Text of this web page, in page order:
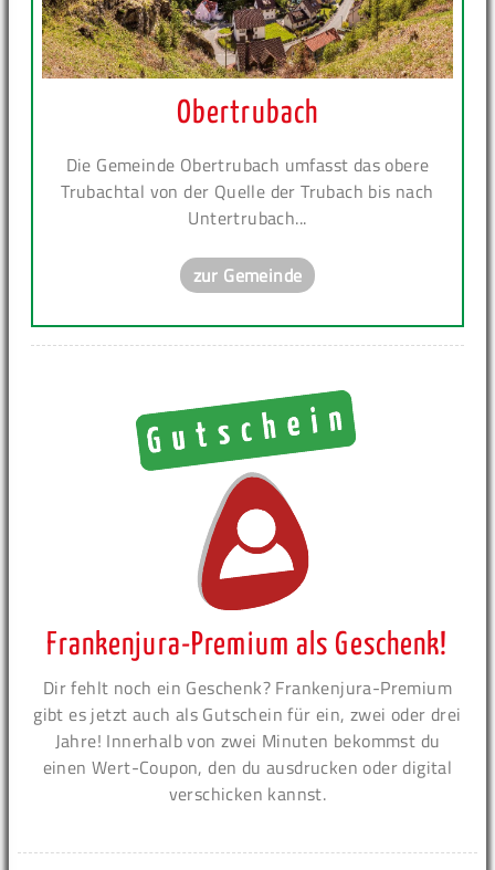
Obertrubach
Die Gemeinde Obertrubach umfasst das obere
Trubachtal von der Quelle der Trubach bis nach
Untertrubach...
zur Gemeinde
Frankenjura-Premium als Geschenk!
Dir fehlt noch ein Geschenk? Frankenjura-Premium
gibt es jetzt auch als Gutschein für ein, zwei oder drei
Jahre! Innerhalb von zwei Minuten bekommst du
einen Wert-Coupon, den du ausdrucken oder digital
verschicken kannst.